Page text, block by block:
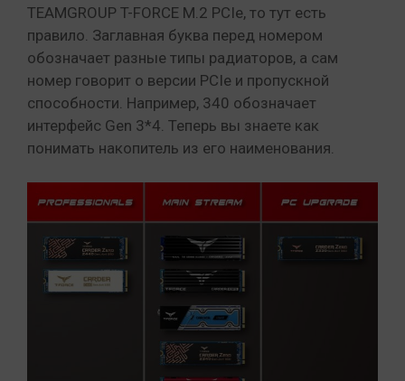
TEAMGROUP T-FORCE M.2 PCIe, то тут есть
правило. Заглавная буква перед номером
обозначает разные типы радиаторов, а сам
номер говорит о версии PCIe и пропускной
способности. Например, 340 обозначает
интерфейс Gen 3*4. Теперь вы знаете как
понимать накопитель из его наименования.